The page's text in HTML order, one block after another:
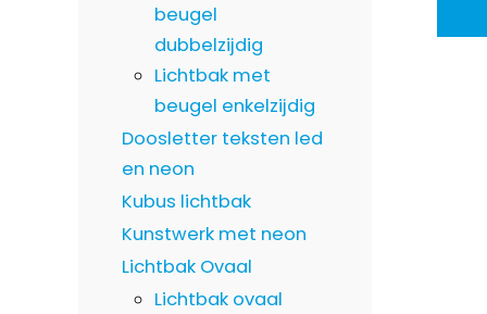
beugel
dubbelzijdig
Lichtbak met
beugel enkelzijdig
Doosletter teksten led
en neon
Kubus lichtbak
Kunstwerk met neon
Lichtbak Ovaal
Lichtbak ovaal